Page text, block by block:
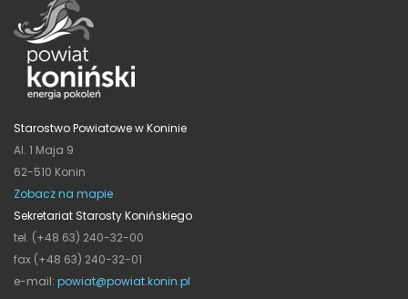
Starostwo Powiatowe w Koninie
Al. 1 Maja 9
62-510 Konin
Zobacz na mapie
Sekretariat Starosty Konińskiego
tel. (+48 63) 240-32-00
fax (+48 63) 240-32-01
e-mail: powiat@powiat.konin.pl